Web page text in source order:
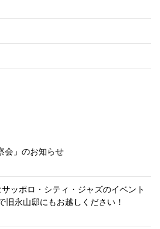
会」のお知らせ
ッポロ・シティ・ジャズのイベント
旧永山邸にもお越しください！